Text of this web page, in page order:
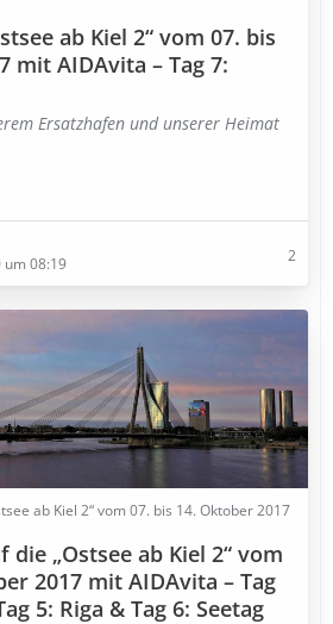
ab Kiel 2“ vom 07. bis
mit AIDAvita – Tag 7:
Ersatzhafen und unserer Heimat
um 08:19
2
ab Kiel 2“ vom 07. bis 14. Oktober 2017
die „Ostsee ab Kiel 2“ vom
2017 mit AIDAvita – Tag
5: Riga & Tag 6: Seetag